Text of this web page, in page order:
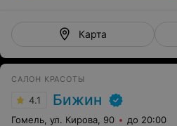
Карта
САЛОН КРАСОТЫ
4.1 Бижин
Гомель, ул. Кирова, 90 до 20:00